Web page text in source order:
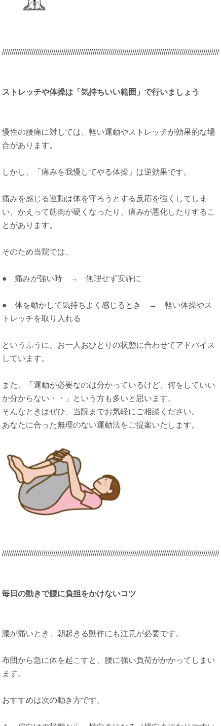
/////////////////////////////////////////////////////////////////////////////////////////
ストレッチや体操は「気持ちいい範囲」で行いましょう
慢性の腰痛に対しては、軽い運動やストレッチが効果的な場
合があります。
しかし、「痛みを我慢してやる体操」は逆効果です。
痛みを感じる運動は体を守ろうとする反応を強くしてしま
い、かえって筋肉が硬くなったり、痛みが悪化したりするこ
とがあります。
そのため当院では、
● 痛みが強い時 → 無理せず安静に
● 体を動かして気持ちよく感じるとき → 軽い体操やス
トレッチを取り入れる
というふうに、お一人おひとりの状態に合わせてアドバイス
しています。
また、「運動が必要なのは分かっているけど、何をしていい
か分からない・・」という方も多いと思います。
そんなときはぜひ、当院までお気軽にご相談ください。
あなたに合った無理のない運動法をご提案いたします。
/////////////////////////////////////////////////////////////////////////////////////////
毎日の動きで腰に負担をかけないコツ
腰が痛いとき、朝起きる動作にも注意が必要です。
布団から急に体を起こすと、腰に強い負荷がかかってしまい
ます。
おすすめは次の動き方です。